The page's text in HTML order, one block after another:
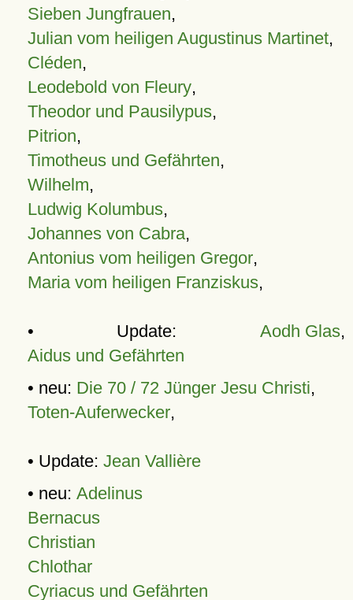
Sieben Jungfrauen,
Julian vom heiligen Augustinus Martinet,
Cléden,
Leodebold von Fleury,
Theodor und Pausilypus,
Pitrion,
Timotheus und Gefährten,
Wilhelm,
Ludwig Kolumbus,
Johannes von Cabra,
Antonius vom heiligen Gregor,
Maria vom heiligen Franziskus,
• Update: Aodh Glas,
Aidus und Gefährten
• neu: Die 70 / 72 Jünger Jesu Christi,
Toten-Auferwecker,
• Update: Jean Vallière
• neu: Adelinus
Bernacus
Christian
Chlothar
Cyriacus und Gefährten